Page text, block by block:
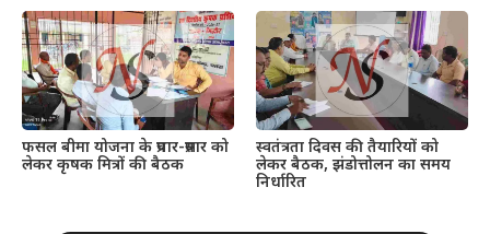
फसल बीमा योजना के प्रचार-प्रसार को
लेकर कृषक मित्रों की बैठक
स्वतंत्रता दिवस की तैयारियों को
लेकर बैठक, झंडोत्तोलन का समय
निर्धारित